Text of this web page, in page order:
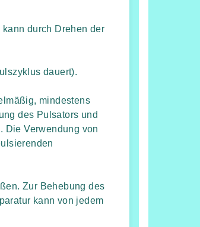
durch Drehen der
dauert).
mindestens
des Pulsators und
Die Verwendung von
Zur Behebung des
kann von jedem